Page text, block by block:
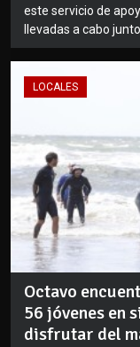
este servicio de
llevadas a cabo junto
LOCALES
Octavo
56 jóvenes en
disfrutar del